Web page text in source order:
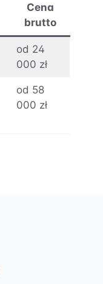
Cena
brutto
od 24
000 zł
od 58
000 zł